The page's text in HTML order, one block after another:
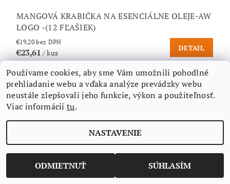
MANGOVÁ KRABIČKA NA ESENCIÁLNE OLEJE-AW
LOGO -(12 FĽAŠIEK)
€19,20 bez DPH
€23,61 / kus
DETAIL
Používame cookies, aby sme Vám umožnili pohodlné
prehliadanie webu a vďaka analýze prevádzky webu
neustále zlepšovali jeho funkcie, výkon a použiteľnosť.
Viac informáciítu.
NASTAVENIE
ODMIETNUŤ SÚHLASÍM